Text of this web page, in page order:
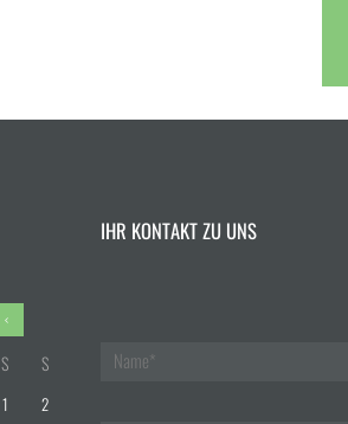
S S
1
2
IHR KONTAKT ZU UNS